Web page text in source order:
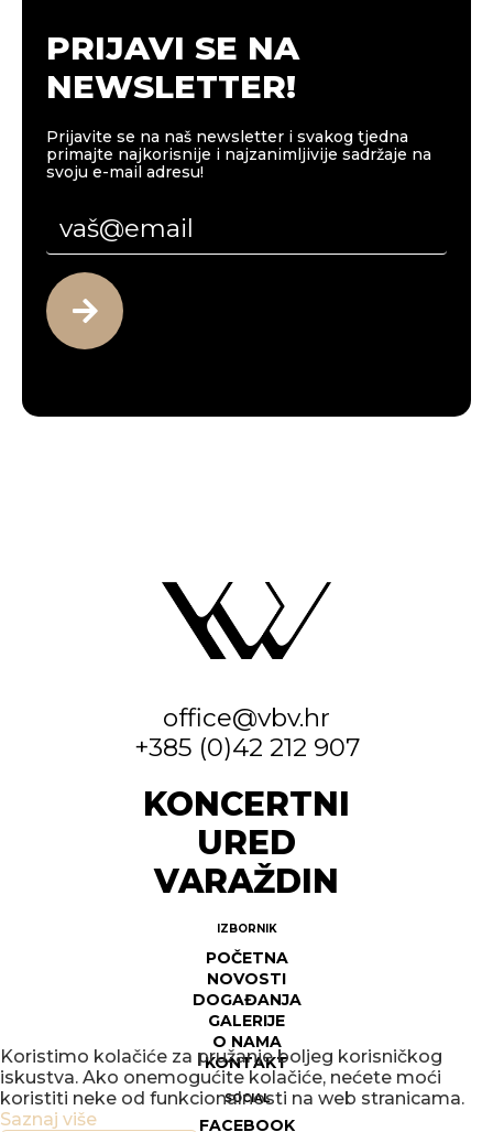
PRIJAVI SE NA
NEWSLETTER!
Prijavite se na naš newsletter i svakog tjedna
primajte najkorisnije i najzanimljivije sadržaje na
svoju e-mail adresu!
office@vbv.hr
+385 (0)42 212 907
KONCERTNI
URED
VARAŽDIN
IZBORNIK
POČETNA
NOVOSTI
DOGAĐANJA
GALERIJE
O NAMA
KONTAKT
SOCIAL
FACEBOOK
Koristimo kolačiće za pružanje boljeg korisničkog
iskustva. Ako onemogućite kolačiće, nećete moći
koristiti neke od funkcionalnosti na web stranicama.
Saznaj više